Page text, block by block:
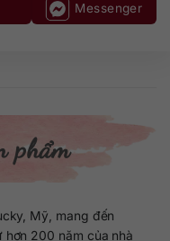
Messenger
phẩm
Mỹ, mang đến
200 năm của nhà